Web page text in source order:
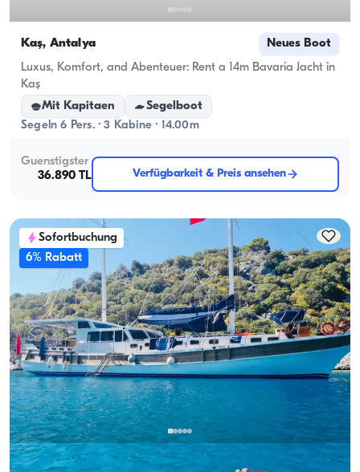
Kaş, Antalya Neues Boot
Luxus, Komfort, and Abenteuer: Rent a 14m Bavaria Jacht in
Kaş
Mit Kapitaen
Segelboot
Segeln 6 Pers. · 3 Kabine · 14.00m
Guenstigster
36.890 TL
Verfügbarkeit & Preis ansehen
Sofortbuchung
6% Rabatt
Kaş, Antalya